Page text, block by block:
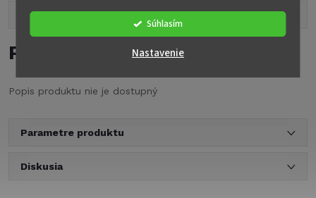
Súhlasím
Nastavenie
Popis produktu
Podrobný popis
Popis produktu nie je dostupný
Parametre produktu
Diskusia